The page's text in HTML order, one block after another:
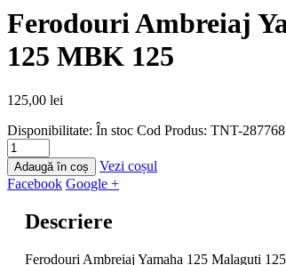
Ferodouri Ambreiaj
125 MBK 125
125,00 lei
Disponibilitate: În stoc Cod Produs: TNT-287768
Adaugă în coș
Vezi coșul
Facebook Google +
Descriere
Ferodouri Ambreiaj Yamaha 125 Malaguti